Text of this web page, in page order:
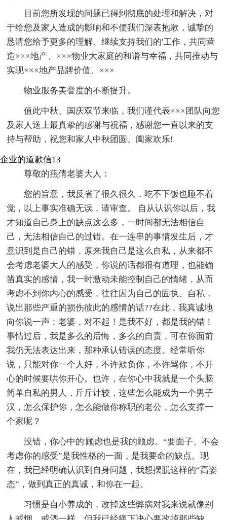
目前您所发现的问题已得到彻底的处理和解决，对
于给您及家人造成的影响和不便我们深表抱歉，诚挚的
恳请您给予更多的理解、继续支持我们的'工作，共同营
造×××地产、×××物业大家庭的和谐与幸福，共同推动与
实现×××地产品牌价值、×××
物业服务美誉度的不断提升。
值此中秋、国庆双节来临，我们谨代表×××团队向您
及家人送上最真挚的感谢与祝福，感谢您一直以来的支
持与帮助，祝您和家人中秋团圆、阖家欢乐!
企业的道歉信13
尊敬的燕倩老婆大人：
您的旨意，我反省了很久很久，吃不下饭也睡不着
觉，以上事实准确无误，请审查。 自从认识你以后，我
才知道自己身上的缺点这么多，一时间都无法相信自
己，无法相信自己的过错。在一连串的事情发生后，才
意识到是自己的错，原来我自己是这么自私，从来都不
会考虑老婆大人的感受，你说的话都很有道理，也能确
凿真实的感情，我一时激动未能控制自己的情绪，从而
考虑不到你内心的感受，往往因为自己的固执、自私，
说出那些严重的损伤彼此的感情的话??在此，我真诚地
向你说一声：老婆，对不起！是我不好，都是我的错！
事情过后，我是多么的后悔，多么的自责，可在你面前
我仍无法表达出来，那种承认错误的态度。经常听你
说，只能对你一个人好，不许欺负你，不许骂你，不开
心的时候要哄你开心。也许，在你心中我就是一个头脑
简单自私的男人，斤斤计较，这些怎么能成为一个男子
汉，怎么保护你，怎么能做你称职的老公，怎么支撑一
个家呢？
没错，你心中的'顾虑也是我的顾虑。“要面子、不会
考虑你的感受”是我性格的一面，是我要命的缺点。现
在，我已经明确认识到自身问题，我想摆脱这样的“高姿
态”，做到真正的真诚，和你在一起。
习惯是自小养成的，改掉这些弊病对我来说就像别